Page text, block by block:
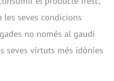
seves condicions
no només al gaudi
seves virtuts més idònies